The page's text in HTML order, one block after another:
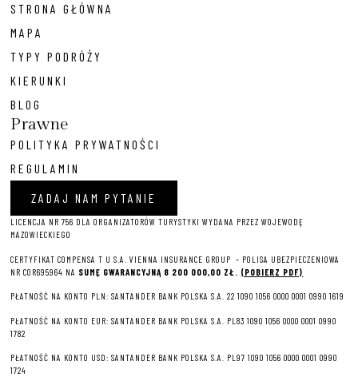
STRONA GŁÓWNA
MAPA
TYPY PODRÓŻY
KIERUNKI
BLOG
Prawne
POLITYKA PRYWATNOŚCI
REGULAMIN
ZADAJ NAM PYTANIE
LICENCJA NR 756 DLA ORGANIZATORÓW TURYSTYKI WYDANA PRZEZ WOJEWODĘ
MAZOWIECKIEGO
CERTYFIKAT COMPENSA T U S.A. VIENNA INSURANCE GROUP – POLISA UBEZPIECZENIOWA
NR COR695964 NA SUMĘ GWARANCYJNĄ 8 200 000,00 ZŁ. (POBIERZ PDF)
PŁATNOŚĆ NA KONTO PLN: SANTANDER BANK POLSKA S.A. 22 1090 1056 0000 0001 0990 1619
PŁATNOŚĆ NA KONTO EUR: SANTANDER BANK POLSKA S.A. PL83 1090 1056 0000 0001 0990
1782
PŁATNOŚĆ NA KONTO USD: SANTANDER BANK POLSKA S.A. PL97 1090 1056 0000 0001 0990
1724